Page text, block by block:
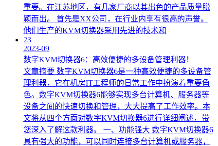
重要。在江苏地区，有几家厂商以其出色的产品质量脱
颖而出。 首先是XX公司，在行业内享有很高的声誉。
他们生产的KVM切换器采用先进的技术和
23
2023-09
数字KVM切换器6：高效便捷的多设备管理利器！
文章摘要 数字KVM切换器6是一种高效便捷的多设备管
理利器，它在机房IT工程师的日常工作中扮演着重要角
色。数字KVM切换器6能够实现多台计算机、服务器等
设备之间的快速切换和管理，大大提高了工作效率。本
文将从四个方面对数字KVM切换器6进行详细阐述，带
您深入了解这款利器。 一、功能强大 数字KVM切换器6
具有强大的功能，可以同时连接多台计算机或服务器，